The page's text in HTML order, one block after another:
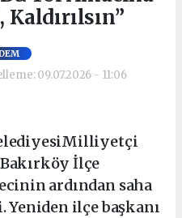
09.07.2026 - 11:06
İlçe
ardından saha
Yeniden ilçe başkanı